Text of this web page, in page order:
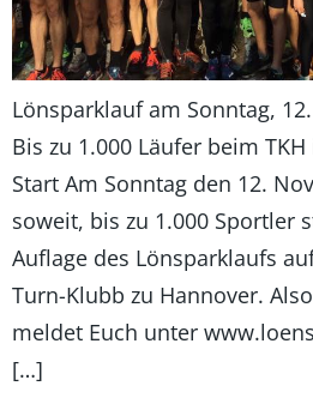
Lönsparklauf am Sonntag,
Bis zu 1.000 Läufer beim
Start Am Sonntag den 12.
soweit, bis zu 1.000 Sportler
Auflage des Lönsparklaufs
Turn-Klubb zu Hannover.
meldet Euch unter
[…]